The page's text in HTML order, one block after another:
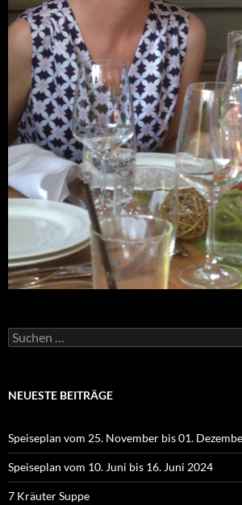
Suchen
nach:
NEUESTE BEITRÄGE
Speiseplan vom 25. November bis 01.
Speiseplan vom 10. Juni bis 16. Juni 2024
7 Kräuter Suppe